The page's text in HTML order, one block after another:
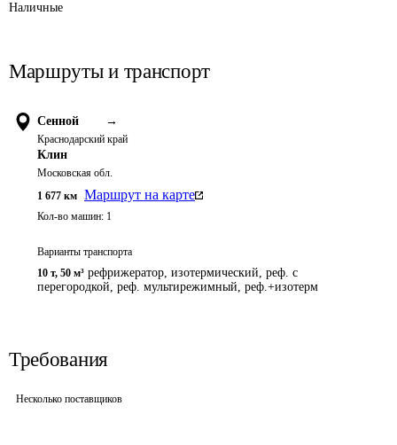
Наличные
Маршруты и транспорт
Сенной →
Краснодарский край
Клин
Московская обл.
1 677 км Маршрут на карте
Кол-во машин: 1
Варианты транспорта
10 т, 50 м³ рефрижератор, изотермический, реф. с
перегородкой, реф. мультирежимный, реф.+изотерм
Требования
Несколько поставщиков